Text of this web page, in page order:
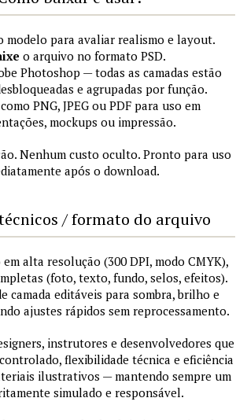
modelo para avaliar realismo e layout.
o arquivo no formato PSD.
Photoshop — todas as camadas estão
e agrupadas por função.
como PNG, JPEG ou PDF para uso em
mockups ou impressão.
Nenhum custo oculto. Pronto para uso
após o download.
/ formato do arquivo
alta resolução (300 DPI, modo CMYK),
(foto, texto, fundo, selos, efeitos).
camada editáveis para sombra, brilho e
ajustes rápidos sem reprocessamento.
instrutores e desenvolvedores que
flexibilidade técnica e eficiência
ilustrativos — mantendo sempre um
simulado e responsável.